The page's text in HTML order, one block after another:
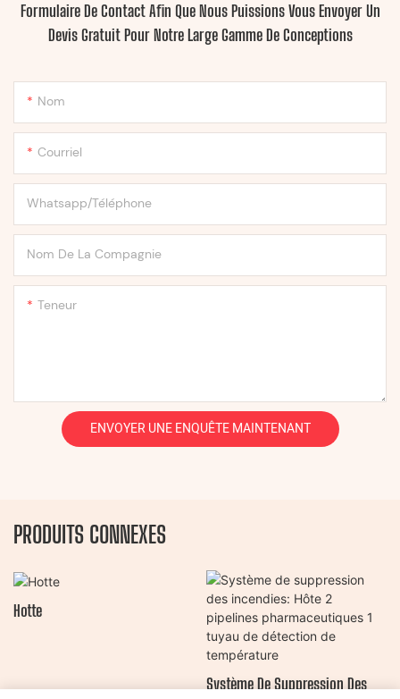
Formulaire De Contact Afin Que Nous Puissions Vous Envoyer Un
Devis Gratuit Pour Notre Large Gamme De Conceptions
Nom
Courriel
Whatsapp/Téléphone
Nom De La Compagnie
Teneur
ENVOYER UNE ENQUÊTE MAINTENANT
PRODUITS CONNEXES
Hotte
Système De Suppression Des